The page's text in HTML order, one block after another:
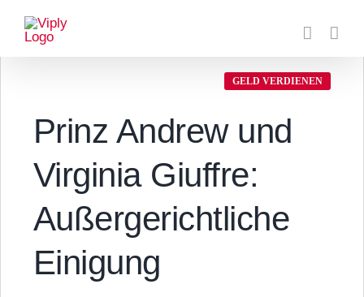
Inhalt
springen
GELD VERDIENEN
Prinz Andrew und
Virginia Giuffre:
Außergerichtliche
Einigung